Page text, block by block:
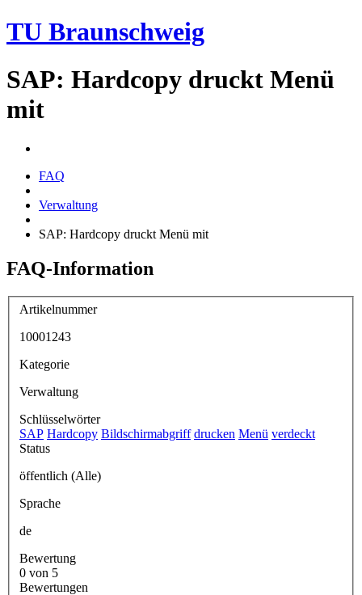
TU Braunschweig
SAP: Hardcopy druckt Menü
mit
FAQ
Verwaltung
SAP: Hardcopy druckt Menü mit
FAQ-Information
Artikelnummer
10001243
Kategorie
Verwaltung
Schlüsselwörter
SAP Hardcopy Bildschirmabgriff drucken Menü verdeckt
Status
öffentlich (Alle)
Sprache
de
Bewertung
0 von 5
Bewertungen